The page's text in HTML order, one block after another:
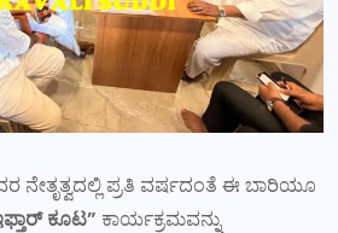
ಪ್ರತಿ ವರ್ಷದಂತೆ ಈ ಬಾರಿಯೂ
ಕೂಟ” ಕಾರ್ಯಕ್ರಮವನ್ನು